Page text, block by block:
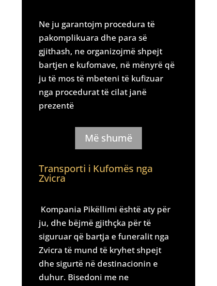
Ne ju garantojm procedura të
pakomplikuara dhe para së
gjithash, ne organizojmë shpejt
bartjen e kufomave, në mënyrë që
ju të mos të mbeteni të kufizuar
nga procedurat të cilat janë
prezentë
Më shumë
Transporti i Kufomës nga
Zvicra
Kompania Pikëllimi është aty për
ju, dhe bëjmë gjithçka për të
siguruar që bartja e funeralit nga
Zvicra të mund të kryhet shpejt
dhe sigurtë në destinacionin e
duhur. Bisedoni me ne